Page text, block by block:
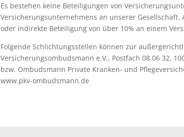
Es bestehen keine Beteiligungen von
Versicherungsunternehmens an unserer
oder indirekte Beteiligung von über 10% an einem
Folgende Schlichtungsstellen können zur
Versicherungsombudsmann e.V., Postfach 08 06 32,
bzw. Ombudsmann Private Kranken- und
www.pkv-ombudsmann.de